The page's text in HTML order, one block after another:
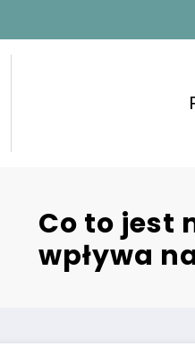
Co to jest
wpływa